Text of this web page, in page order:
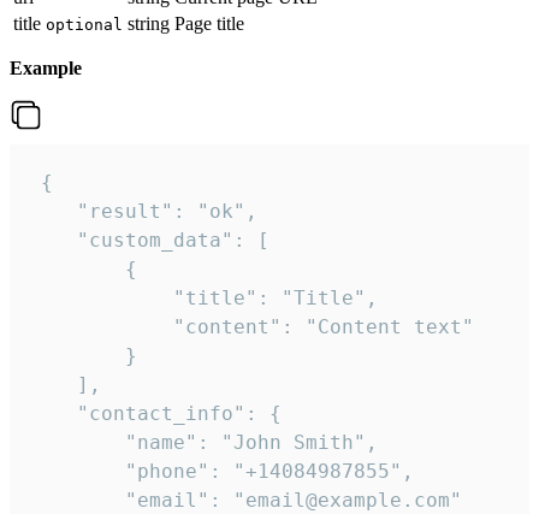
title optional string Page title
Example
{
    "result": "ok",
    "custom_data": [
        {
            "title": "Title",
            "content": "Content text"
        }
    ],
    "contact_info": {
        "name": "John Smith",
        "phone": "+14084987855",
        "email": "email@example.com"